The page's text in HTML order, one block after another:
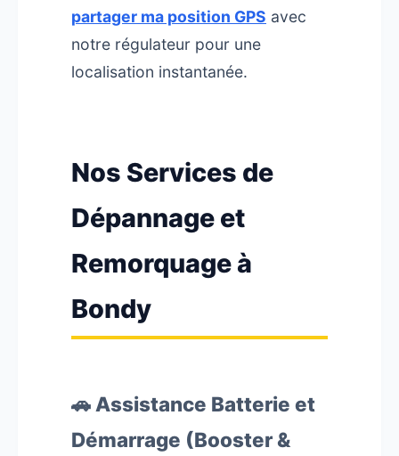
partager ma position GPS avec
notre régulateur pour une
localisation instantanée.
Nos Services de
Dépannage et
Remorquage à
Bondy
🚗 Assistance Batterie et
Démarrage (Booster &